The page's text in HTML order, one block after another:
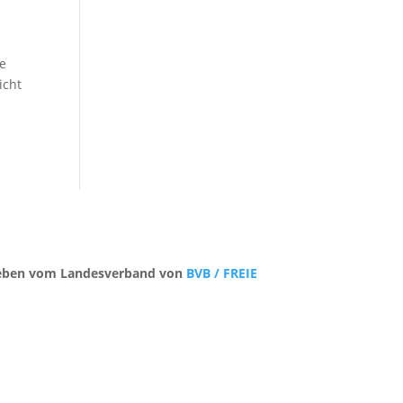
vom Landesverband von BVB / FREIE